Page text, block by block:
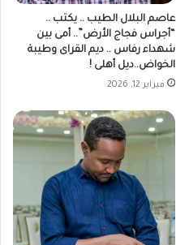
عاصم البلال الطيب .. يكتب ..
“أجراس فجاج الأرض”.. أمى بين
شهداء رفاس .. ديم القراى وطيبة
الخواض..ديل أهلى !
فبراير 12, 2026